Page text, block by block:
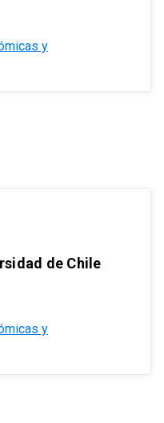
y
de Chile
y